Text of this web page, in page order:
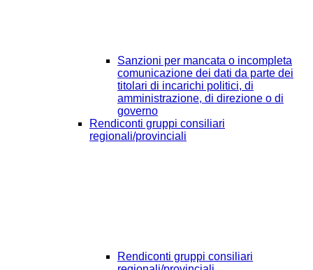
Sanzioni per mancata o incompleta
comunicazione dei dati da parte dei
titolari di incarichi politici, di
amministrazione, di direzione o di
governo
Rendiconti gruppi consiliari
regionali/provinciali
Rendiconti gruppi consiliari